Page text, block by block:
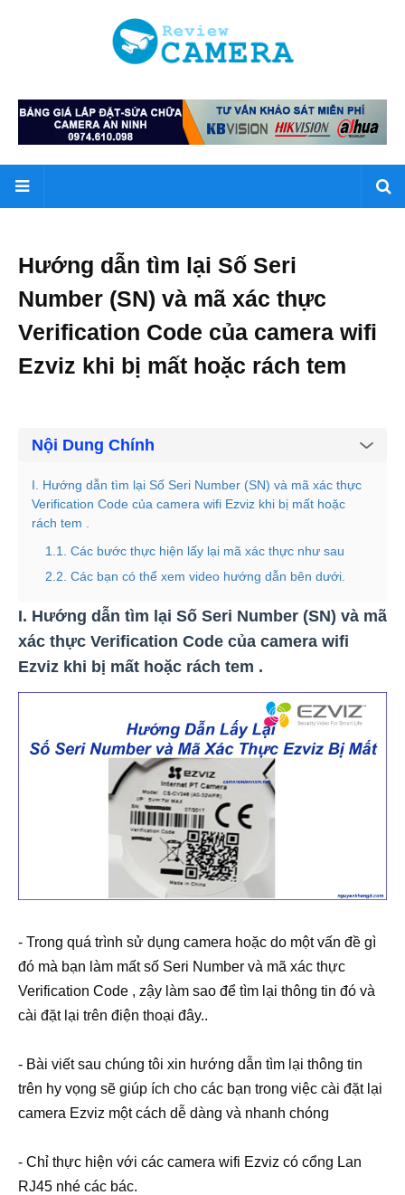
Hướng dẫn tìm lại Số Seri
Number (SN) và mã xác thực
Verification Code của camera wifi
Ezviz khi bị mất hoặc rách tem
Nội Dung Chính
I. Hướng dẫn tìm lại Số Seri Number (SN) và mã xác thực
Verification Code của camera wifi Ezviz khi bị mất hoặc
rách tem .
1.1. Các bước thực hiện lấy lại mã xác thực như sau
2.2. Các bạn có thể xem video hướng dẫn bên dưới.
I. Hướng dẫn tìm lại Số Seri Number (SN) và mã
xác thực Verification Code của camera wifi
Ezviz khi bị mất hoặc rách tem .
- Trong quá trình sử dụng camera hoặc do một vấn đề gì
đó mà bạn làm mất số Seri Number và mã xác thực
Verification Code , zậy làm sao để tìm lại thông tin đó và
cài đặt lại trên điện thoại đây..
- Bài viết sau chúng tôi xin hướng dẫn tìm lại thông tin
trên hy vọng sẽ giúp ích cho các bạn trong việc cài đặt lại
camera Ezviz một cách dễ dàng và nhanh chóng
- Chỉ thực hiện với các camera wifi Ezviz có cổng Lan
RJ45 nhé các bác.